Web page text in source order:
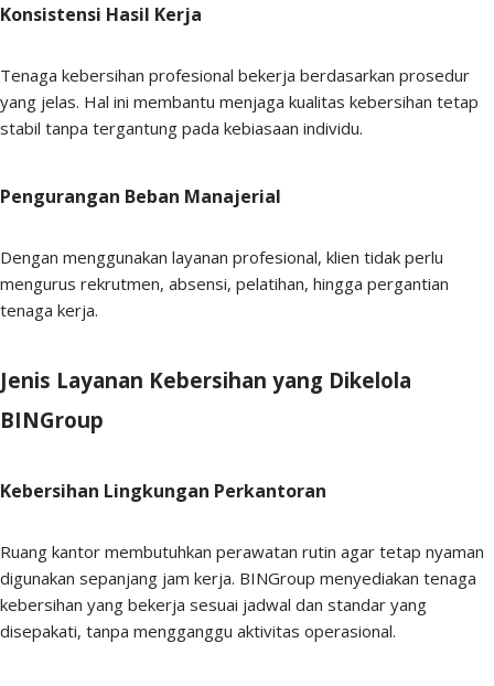
Konsistensi Hasil Kerja
Tenaga kebersihan profesional bekerja berdasarkan prosedur
yang jelas. Hal ini membantu menjaga kualitas kebersihan tetap
stabil tanpa tergantung pada kebiasaan individu.
Pengurangan Beban Manajerial
Dengan menggunakan layanan profesional, klien tidak perlu
mengurus rekrutmen, absensi, pelatihan, hingga pergantian
tenaga kerja.
Jenis Layanan Kebersihan yang Dikelola
BINGroup
Kebersihan Lingkungan Perkantoran
Ruang kantor membutuhkan perawatan rutin agar tetap nyaman
digunakan sepanjang jam kerja. BINGroup menyediakan tenaga
kebersihan yang bekerja sesuai jadwal dan standar yang
disepakati, tanpa mengganggu aktivitas operasional.